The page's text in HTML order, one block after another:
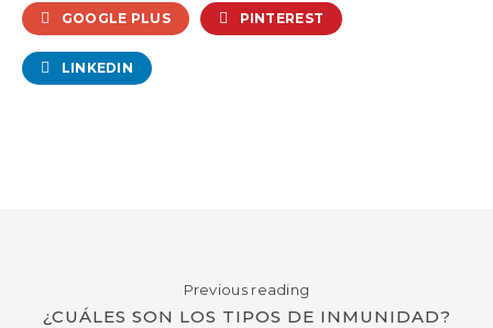
GOOGLE PLUS PINTEREST
LINKEDIN
Previous reading
¿CUÁLES SON LOS TIPOS DE INMUNIDAD?